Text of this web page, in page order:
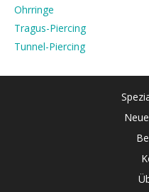
Ohrringe
Tragus-Piercing
Tunnel-Piercing